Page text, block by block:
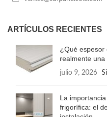
ARTÍCULOS RECIENTES
¿Qué espesor
realmente
julio 9, 2026
La
frigorífica: el